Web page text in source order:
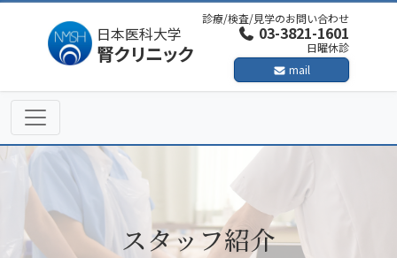
Skip
content
日本医科大学
腎クリニック
診療/検査/見学のお問い合わせ
03-3821-1601
日曜休診
mail
スタッフ紹介